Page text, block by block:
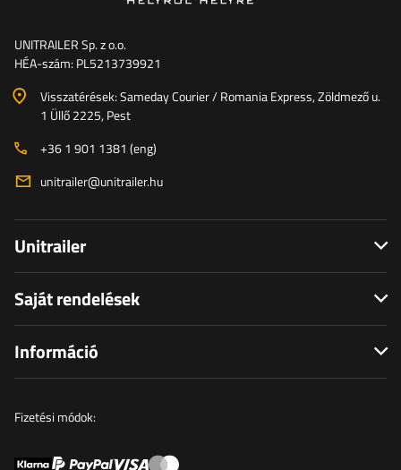
UNITRAILER Sp. z o.o.
HÉA-szám: PL5213739921
Visszatérések: Sameday Courier / Romania Express, Zöldmező u.
1 Üllő 2225, Pest
+36 1 901 1381 (eng)
unitrailer@unitrailer.hu
Unitrailer
Saját rendelések
Információ
Fizetési módok: